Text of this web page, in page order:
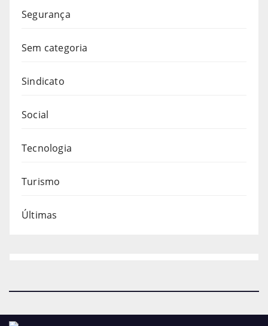
Segurança
Sem categoria
Sindicato
Social
Tecnologia
Turismo
Últimas